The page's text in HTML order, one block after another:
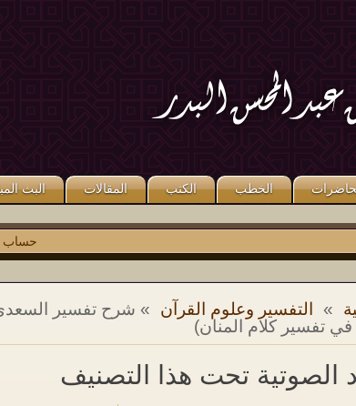
قال صلى الله عليه وسلم: «مَنْ كَذَبَ
عَلَىَّ مُتَعَمِّدًا فَلْيَتَبَوَّأْ مَقْعَدَهُ مِنَ النَّارِ».
متفق عليه.
الخطب الكتب المقالات البث
حساب
» التفسير وعلوم القرآن
» شرح تفسير
في تفسير كلام المنان)
الصوتية تحت هذا التصنيف